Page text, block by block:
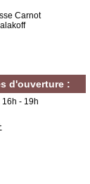
Carnot
d'ouverture :
- 19h